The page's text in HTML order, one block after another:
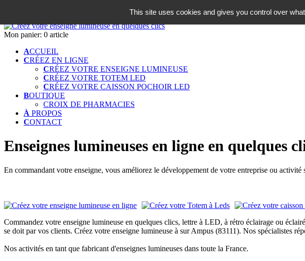
Mon panier: 0 article
ACCUEIL
CRÉEZ EN LIGNE
CRÉEZ VOTRE ENSEIGNE LUMINEUSE
CRÉEZ VOTRE TOTEM LED
CRÉEZ VOTRE CAISSON POCHOIR LED
BOUTIQUE
CROIX DE PHARMACIES
À PROPOS
CONTACT
Enseignes lumineuses en ligne en quelques
En commandant votre enseigne, vous améliorez le développement de votre entreprise ou activité
Commandez votre enseigne lumineuse en quelques clics, lettre à LED, à rétro éclairage ou
se doit par vos clients. Créez votre enseigne lumineuse à sur Ampus (83111). Nos spécialistes
Nos activités en tant que fabricant d'enseignes lumineuses dans toute la France.
This site uses cookies and gives you control over